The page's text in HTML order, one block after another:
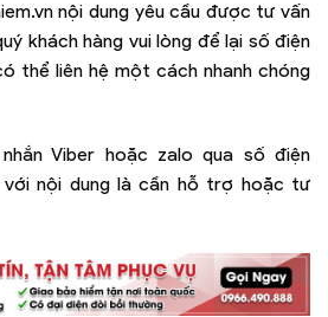
nội dung yêu cầu được tư vấn
khách hàng vui lòng để lại số điện
thể liên hệ một cách nhanh chóng
Viber hoặc zalo qua số điện
với nội dung là cần hỗ trợ hoặc tư